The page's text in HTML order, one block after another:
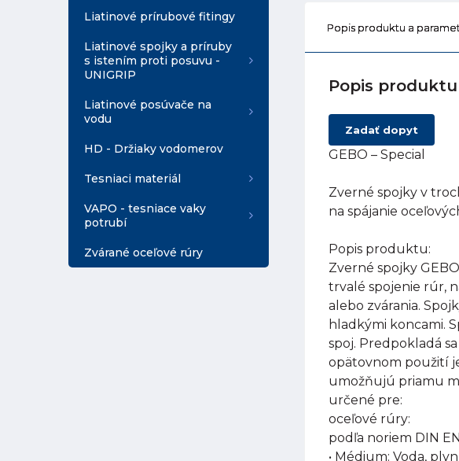
Liatinové prírubové fitingy
Liatinové spojky a príruby
s istením proti posuvu -
UNIGRIP
Liatinové posúvače na
vodu
HD - Držiaky vodomerov
Tesniaci materiál
VAPO - tesniace vaky
potrubí
Zvárané oceľové rúry
Popis produktu a
Popis produktu
Zadať dopyt
GEBO – Special
Zverné spojky v
na spájanie
Popis produktu:
Zverné spojky
trvalé spojenie rúr,
alebo zvárania.
hladkými koncami.
spoj. Predpokladá
opätovnom použití
umožňujú priamu
určené pre:
oceľové rúry:
podľa noriem DIN
• Médium: Voda,